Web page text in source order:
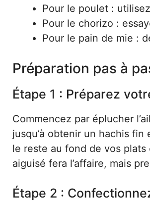
Pour le poulet :
Pour le chorizo :
Pour le pain de mie :
Préparation pas à
Étape 1 : Préparez
Commencez par éplucher
jusqu’à obtenir un hachis
le reste au fond de vos plats
aiguisé fera l’affaire, mais
Étape 2 :